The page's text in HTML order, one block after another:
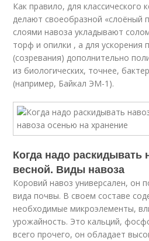
Как правило, для классического
делают своеобразной «слоёный
слоями навоза укладывают
торф и опилки , а для ускорения
(созревания) дополнительно
из биологических, точнее,
(например, Байкал ЭМ-1).
Когда надо раскидывать
весной. Виды навоза
Коровий навоз универсален, он
вида почвы. В своем составе
необходимые микроэлементы,
урожайность. Это кальций,
всего прочего, он обладает